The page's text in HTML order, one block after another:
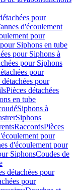
pour
d'écoulement
pour
Siphons en tube
pour Siphons à
pour Siphons
pour
détachées pour
Pièces détachées
en tube
Siphons à
Siphons
RaccordsPièces
pour
d'écoulement pour
SiphonsCoudes de
détachées pour
pour